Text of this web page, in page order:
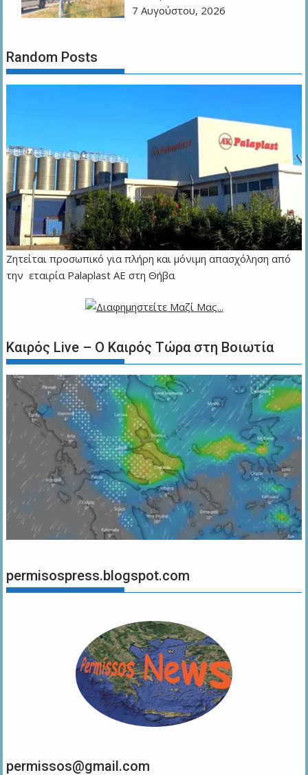
7 Αυγούστου, 2026
Random Posts
Ζητείται προσωπικό για πλήρη και μόνιμη απασχόληση από
την εταιρία Palaplast AE στη Θήβα
Καιρός Live – Ο Καιρός Τώρα στη Βοιωτία
permisospress.blogspot.com
permissos@gmail.com